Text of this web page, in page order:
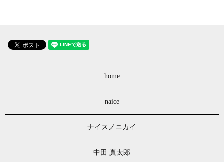
home
naice
ナイスノニカイ
中田 真太郎